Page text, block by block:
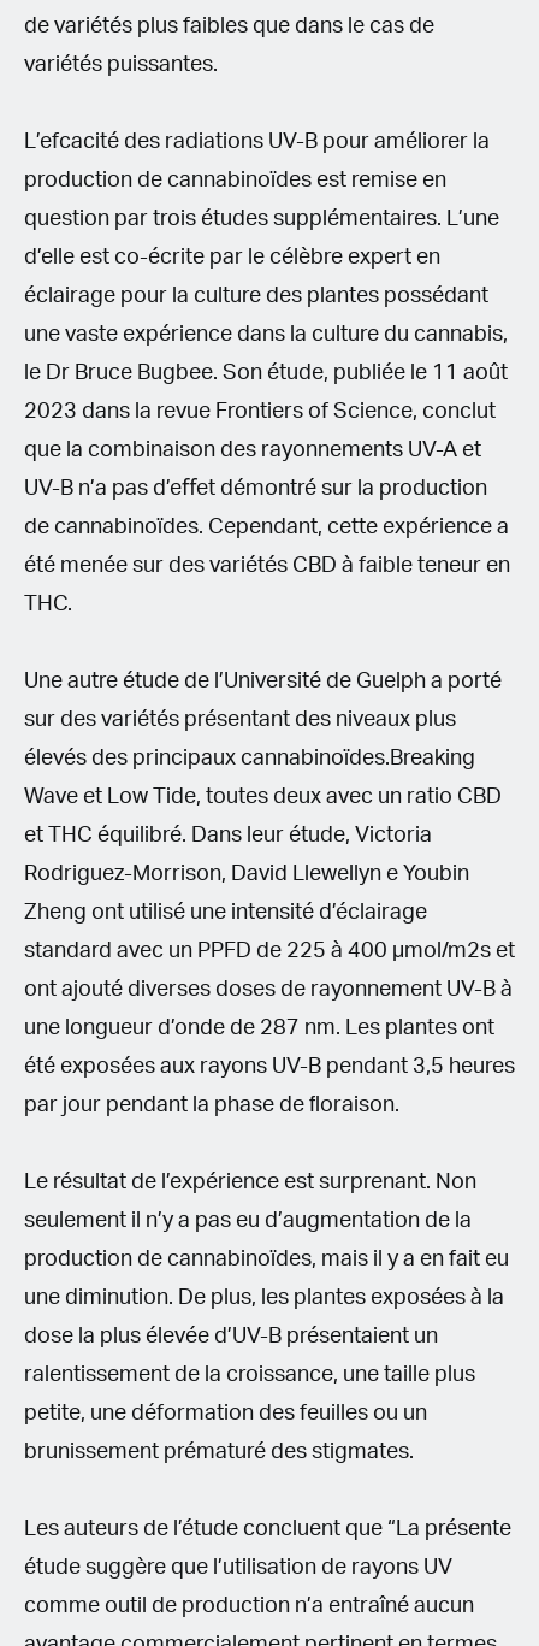
de variétés plus faibles que dans le cas de
variétés puissantes.
L’efcacité des radiations UV-B pour améliorer la
production de cannabinoïdes est remise en
question par trois études supplémentaires. L’une
d’elle est co-écrite par le célèbre expert en
éclairage pour la culture des plantes possédant
une vaste expérience dans la culture du cannabis,
le Dr Bruce Bugbee. Son étude, publiée le 11 août
2023 dans la revue Frontiers of Science, conclut
que la combinaison des rayonnements UV-A et
UV-B n’a pas d’eﬀet démontré sur la production
de cannabinoïdes. Cependant, cette expérience a
été menée sur des variétés CBD à faible teneur en
THC.
Une autre étude de l’Université de Guelph a porté
sur des variétés présentant des niveaux plus
élevés des principaux cannabinoïdes.Breaking
Wave et Low Tide, toutes deux avec un ratio CBD
et THC équilibré. Dans leur étude, Victoria
Rodriguez-Morrison, David Llewellyn e Youbin
Zheng ont utilisé une intensité d’éclairage
standard avec un PPFD de 225 à 400 μmol/m2s et
ont ajouté diverses doses de rayonnement UV-B à
une longueur d’onde de 287 nm. Les plantes ont
été exposées aux rayons UV-B pendant 3,5 heures
par jour pendant la phase de ﬂoraison.
Le résultat de l’expérience est surprenant. Non
seulement il n’y a pas eu d’augmentation de la
production de cannabinoïdes, mais il y a en fait eu
une diminution. De plus, les plantes exposées à la
dose la plus élevée d’UV-B présentaient un
ralentissement de la croissance, une taille plus
petite, une déformation des feuilles ou un
brunissement prématuré des stigmates.
Les auteurs de l’étude concluent que “La présente
étude suggère que l’utilisation de rayons UV
comme outil de production n’a entraîné aucun